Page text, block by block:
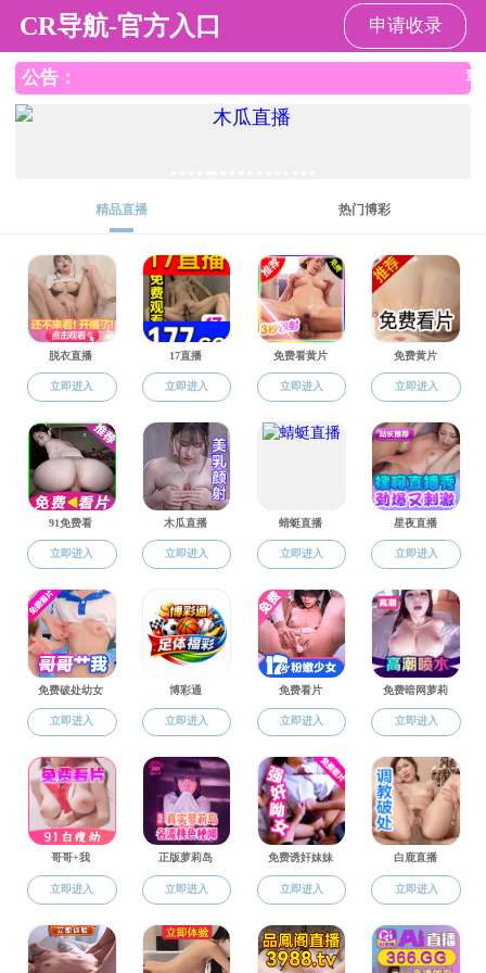
国产福利
导航菜单
院友社区
当前位置： 国产福利 院友社区 校友风采
李培宁 2023-08-30
田斐斐 2023-08-29
沈祥建
肖军强 2023-08-06
每页14记录 总共5记录
第一页
<<上一页 下一页>> 尾页 页码1/1 跳转到